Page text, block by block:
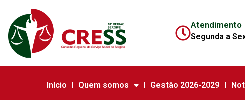
Atendimento
Segunda a
Início Quem somos Gestão 2026-2029